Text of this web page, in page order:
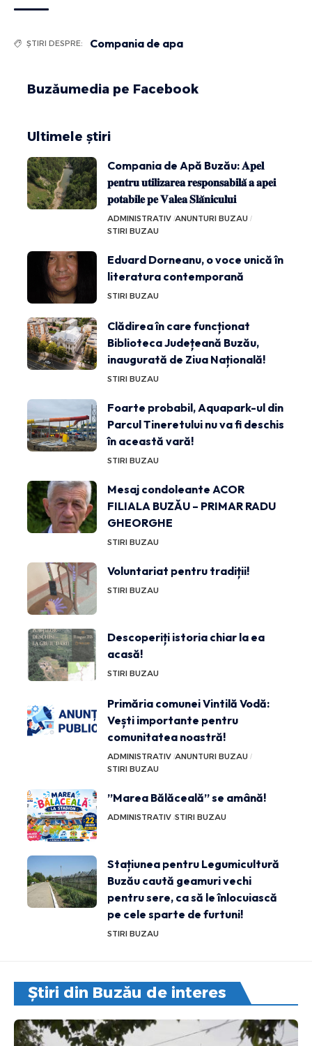
ȘTIRI DESPRE: Compania de apa
Buzăumedia pe Facebook
Ultimele știri
Compania de Apă Buzău: 𝐀𝐩𝐞𝐥
𝐩𝐞𝐧𝐭𝐫𝐮 𝐮𝐭𝐢𝐥𝐢𝐳𝐚𝐫𝐞𝐚 𝐫𝐞𝐬𝐩𝐨𝐧𝐬𝐚𝐛𝐢𝐥𝐚̆ 𝐚 𝐚𝐩𝐞𝐢
𝐩𝐨𝐭𝐚𝐛𝐢𝐥𝐞 𝐩𝐞 𝐕𝐚𝐥𝐞𝐚 𝐒𝐥𝐚̆𝐧𝐢𝐜𝐮𝐥𝐮𝐢
ADMINISTRATIV ANUNTURI BUZAU
STIRI BUZAU
Eduard Dorneanu, o voce unică în
literatura contemporană
STIRI BUZAU
Clădirea în care funcționat
Biblioteca Județeană Buzău,
inaugurată de Ziua Națională!
STIRI BUZAU
Foarte probabil, Aquapark-ul din
Parcul Tineretului nu va fi deschis
în această vară!
STIRI BUZAU
Mesaj condoleante ACOR
FILIALA BUZĂU – PRIMAR RADU
GHEORGHE
STIRI BUZAU
Voluntariat pentru tradiții!
STIRI BUZAU
Descoperiți istoria chiar la ea
acasă!
STIRI BUZAU
Primăria comunei Vintilă Vodă:
Vești importante pentru
comunitatea noastră!
ADMINISTRATIV ANUNTURI BUZAU
STIRI BUZAU
”Marea Bălăceală” se amână!
ADMINISTRATIV STIRI BUZAU
Stațiunea pentru Legumicultură
Buzău caută geamuri vechi
pentru sere, ca să le înlocuiască
pe cele sparte de furtuni!
STIRI BUZAU
Știri din Buzău de interes